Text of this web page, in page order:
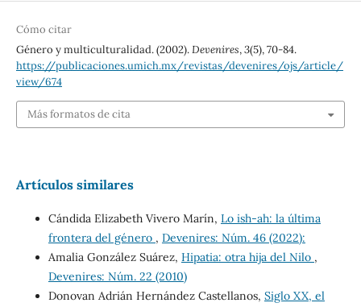
Cómo citar
Género y multiculturalidad. (2002).Devenires,3(5), 70-84.
https://publicaciones.umich.mx/revistas/devenires/ojs/article/
view/674
Más formatos de cita
Artículos similares
Cándida Elizabeth Vivero Marín, Lo ish-ah: la última
frontera del género , Devenires: Núm. 46 (2022):
Amalia González Suárez, Hipatia: otra hija del Nilo ,
Devenires: Núm. 22 (2010)
Donovan Adrián Hernández Castellanos, Siglo XX, el